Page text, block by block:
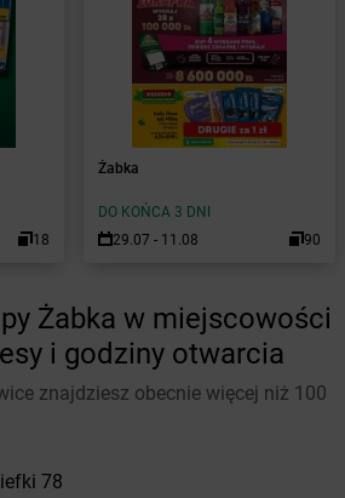
18
Żabka
DO KOŃCA 3 DNI
29.07 - 11.08
90
Żabka w miejscowości
i godziny otwarcia
znajdziesz obecnie więcej niż 100
78